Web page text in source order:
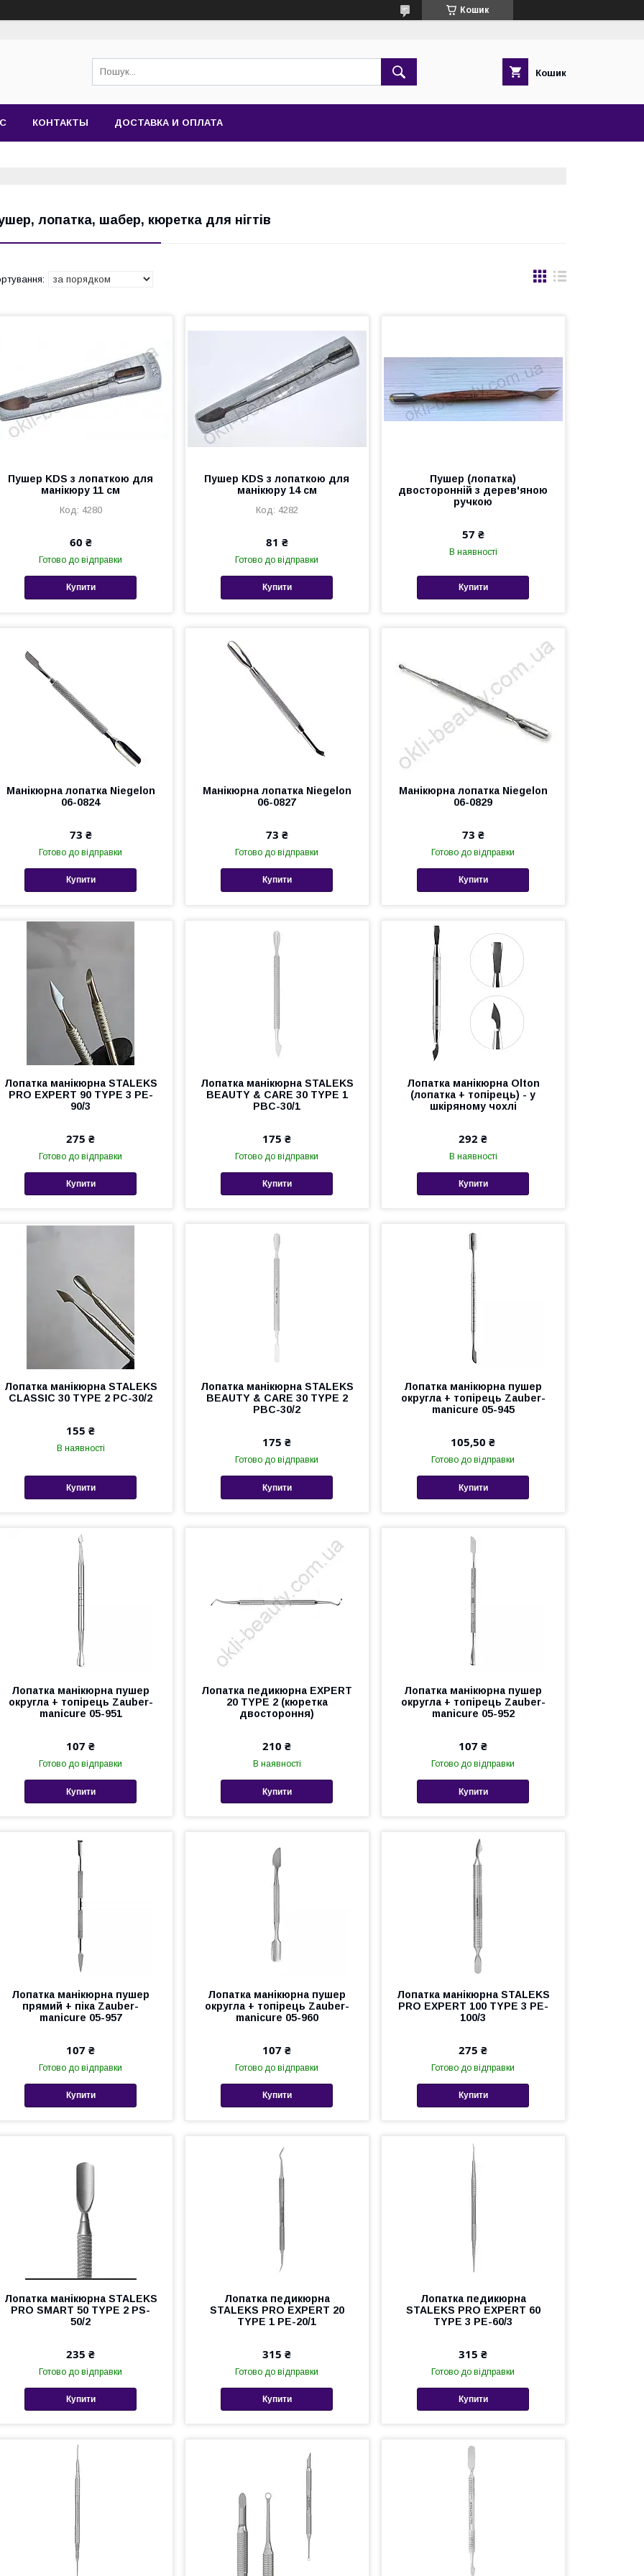
Кошик
Кошик
КОНТАКТЫ ДОСТАВКА И ОПЛАТА
лопатка, шабер, кюретка для нігтів
Пушер KDS з лопаткою для
манікюру 11 см
4280
60 ₴
Готово до відправки
Купити
Пушер KDS з лопаткою для
манікюру 14 см
4282
81 ₴
Готово до відправки
Купити
Пушер (лопатка)
двосторонній з дерев'яною
ручкою
57 ₴
В наявності
Купити
Манікюрна лопатка Niegelon
06-0824
73 ₴
Готово до відправки
Купити
Манікюрна лопатка Niegelon
06-0827
73 ₴
Готово до відправки
Купити
Манікюрна лопатка Niegelon
06-0829
73 ₴
Готово до відправки
Купити
Лопатка манікюрна STALEKS
PRO EXPERT 90 TYPE 3 PE-
90/3
275 ₴
Готово до відправки
Купити
Лопатка манікюрна STALEKS
BEAUTY & CARE 30 TYPE 1
PBC-30/1
175 ₴
Готово до відправки
Купити
Лопатка манікюрна Olton
(лопатка + топірець) - у
шкіряному чохлі
292 ₴
В наявності
Купити
Лопатка манікюрна STALEKS
CLASSIC 30 TYPE 2 PC-30/2
155 ₴
В наявності
Купити
Лопатка манікюрна STALEKS
BEAUTY & CARE 30 TYPE 2
PBC-30/2
175 ₴
Готово до відправки
Купити
Лопатка манікюрна пушер
округла + топірець Zauber-
manicure 05-945
105,50 ₴
Готово до відправки
Купити
Лопатка манікюрна пушер
округла + топірець Zauber-
manicure 05-951
107 ₴
Готово до відправки
Купити
Лопатка педикюрна EXPERT
20 TYPE 2 (кюретка
двостороння)
210 ₴
В наявності
Купити
Лопатка манікюрна пушер
округла + топірець Zauber-
manicure 05-952
107 ₴
Готово до відправки
Купити
Лопатка манікюрна пушер
прямий + піка Zauber-
manicure 05-957
107 ₴
Готово до відправки
Купити
Лопатка манікюрна пушер
округла + топірець Zauber-
manicure 05-960
107 ₴
Готово до відправки
Купити
Лопатка манікюрна STALEKS
PRO EXPERT 100 TYPE 3 PE-
100/3
275 ₴
Готово до відправки
Купити
Лопатка манікюрна STALEKS
PRO SMART 50 TYPE 2 PS-
50/2
235 ₴
Готово до відправки
Купити
Лопатка педикюрна
STALEKS PRO EXPERT 20
TYPE 1 PE-20/1
315 ₴
Готово до відправки
Купити
Лопатка педикюрна
STALEKS PRO EXPERT 60
TYPE 3 PE-60/3
315 ₴
Готово до відправки
Купити